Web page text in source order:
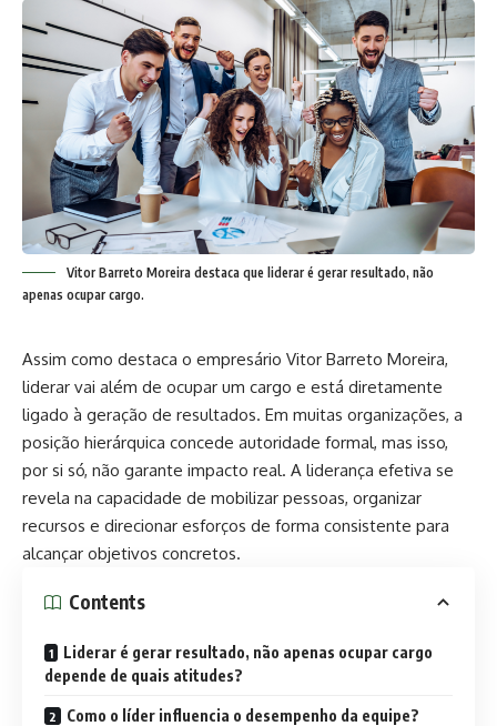
Vitor Barreto Moreira destaca que liderar é gerar resultado, não
apenas ocupar cargo.
Assim como destaca o empresário Vitor Barreto Moreira,
liderar vai além de ocupar um cargo e está diretamente
ligado à geração de resultados. Em muitas organizações, a
posição hierárquica concede autoridade formal, mas isso,
por si só, não garante impacto real. A liderança efetiva se
revela na capacidade de mobilizar pessoas, organizar
recursos e direcionar esforços de forma consistente para
alcançar objetivos concretos.
Contents
Liderar é gerar resultado, não apenas ocupar cargo
depende de quais atitudes?
Como o líder influencia o desempenho da equipe?